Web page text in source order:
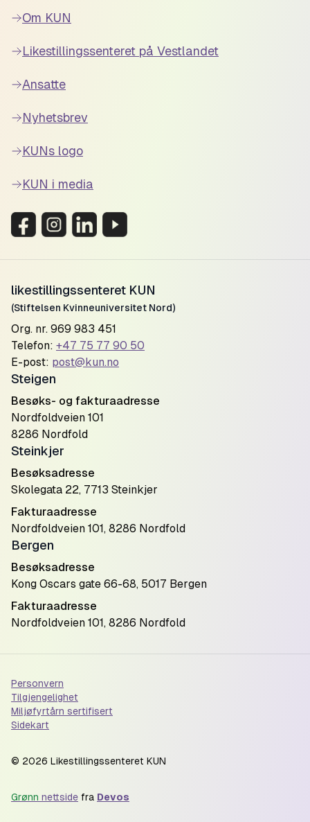
Om KUN
Likestillingssenteret på Vestlandet
Ansatte
Nyhetsbrev
KUNs logo
KUN i media
likestillingssenteret KUN
(Stiftelsen Kvinneuniversitet Nord)
Org. nr. 969 983 451
Telefon: +47 75 77 90 50
E-post: post@kun.no
Steigen
Besøks- og fakturaadresse
Nordfoldveien 101
8286 Nordfold
Steinkjer
Besøksadresse
Skolegata 22, 7713 Steinkjer
Fakturaadresse
Nordfoldveien 101, 8286 Nordfold
Bergen
Besøksadresse
Kong Oscars gate 66-68, 5017 Bergen
Fakturaadresse
Nordfoldveien 101, 8286 Nordfold
Personvern
Tilgjengelighet
Miljøfyrtårn sertifisert
Sidekart
© 2026 Likestillingssenteret KUN
Grønn nettside fra Devos